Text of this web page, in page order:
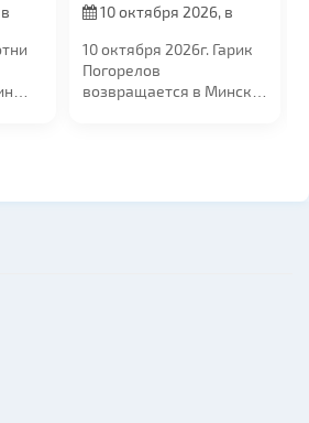
10 октября 2026, в
10 октября 2026г. Гарик
возвращается в Минск
Султан
эстрады,